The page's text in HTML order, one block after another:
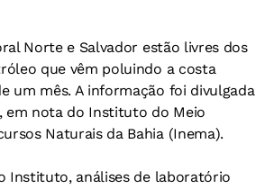
Norte e Salvador estão livres dos
que vêm poluindo a costa
um mês. A informação foi divulgada
em nota do Instituto do Meio
Naturais da Bahia (Inema).
Instituto, análises de laboratório